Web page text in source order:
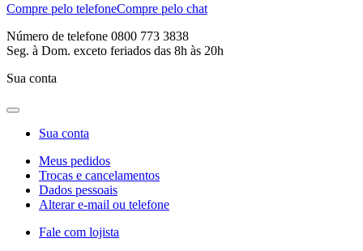
Compre pelo telefoneCompre pelo chat
Número de telefone 0800 773 3838
Seg. à Dom. exceto feriados das 8h às 20h
Sua conta
Sua conta
Meus pedidos
Trocas e cancelamentos
Dados pessoais
Alterar e-mail ou telefone
Fale com lojista